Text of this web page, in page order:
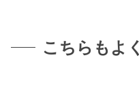
こちらもよ